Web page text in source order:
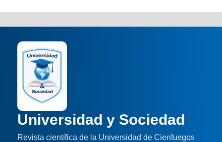
Universidad y Sociedad
Revista científica de la Universidad de Cienfuegos